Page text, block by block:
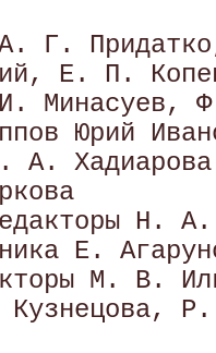
Г.
Е. П.
Минасуев,
Юрий
А.
Н.
Е.
М. В.